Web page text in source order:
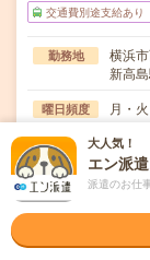
交通費別途支給あり
勤務地
横浜
新高
曜日頻度
月・
時間
09:30
00！
期間 2026
時給 時給
大人気！
エン派
派遣のお仕